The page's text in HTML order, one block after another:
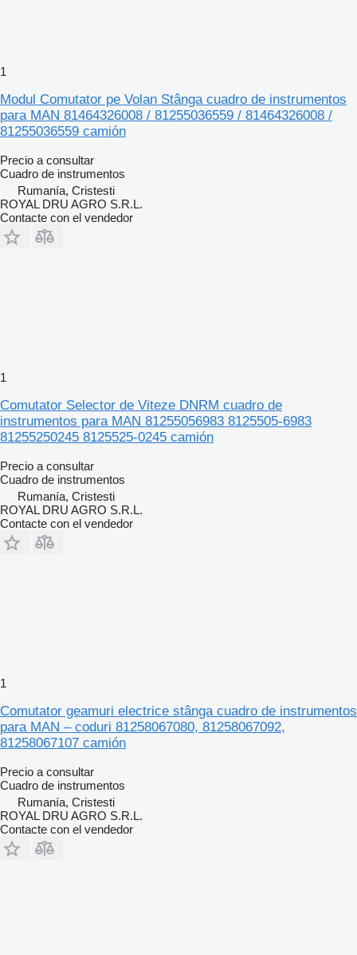
1
Modul Comutator pe Volan Stânga cuadro de instrumentos
para MAN 81464326008 / 81255036559 / 81464326008 /
81255036559 camión
Precio a consultar
Cuadro de instrumentos
Rumanía, Cristesti
ROYAL DRU AGRO S.R.L.
Contacte con el vendedor
1
Comutator Selector de Viteze DNRM cuadro de
instrumentos para MAN 81255056983 8125505-6983
81255250245 8125525-0245 camión
Precio a consultar
Cuadro de instrumentos
Rumanía, Cristesti
ROYAL DRU AGRO S.R.L.
Contacte con el vendedor
1
Comutator geamuri electrice stânga cuadro de instrumentos
para MAN – coduri 81258067080, 81258067092,
81258067107 camión
Precio a consultar
Cuadro de instrumentos
Rumanía, Cristesti
ROYAL DRU AGRO S.R.L.
Contacte con el vendedor